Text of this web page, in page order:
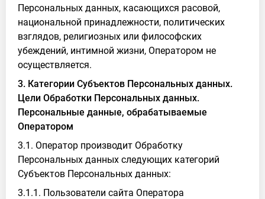
Персональных данных, касающихся расовой,
национальной принадлежности, политических
взглядов, религиозных или философских
убеждений, интимной жизни, Оператором не
осуществляется.
3. Категории Субъектов Персональных данных.
Цели Обработки Персональных данных.
Персональные данные, обрабатываемые
Оператором
3.1. Оператор производит Обработку
Персональных данных следующих категорий
Субъектов Персональных данных:
3.1.1. Пользователи сайта Оператора